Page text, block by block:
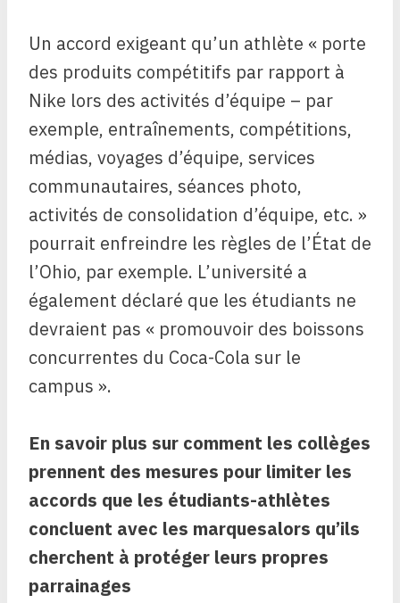
Un accord exigeant qu’un athlète « porte
des produits compétitifs par rapport à
Nike lors des activités d’équipe – par
exemple, entraînements, compétitions,
médias, voyages d’équipe, services
communautaires, séances photo,
activités de consolidation d’équipe, etc. »
pourrait enfreindre les règles de l’État de
l’Ohio, par exemple. L’université a
également déclaré que les étudiants ne
devraient pas « promouvoir des boissons
concurrentes du Coca-Cola sur le
campus ».
En savoir plus sur comment les collèges
prennent des mesures pour limiter les
accords que les étudiants-athlètes
concluent avec les marquesalors qu’ils
cherchent à protéger leurs propres
parrainages